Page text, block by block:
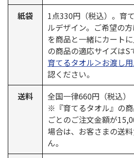
紙袋
1点330円（税込）。育
ルデザイン。ご希望の
を商品と一緒にカート
の商品の適応サイズはS
育てるタオル＞お渡し用
認ください。
送料
全国一律660円（税込）
※『育てるタオル』の
ごとのご注文金額が
場合は、お客さまの送
ん。